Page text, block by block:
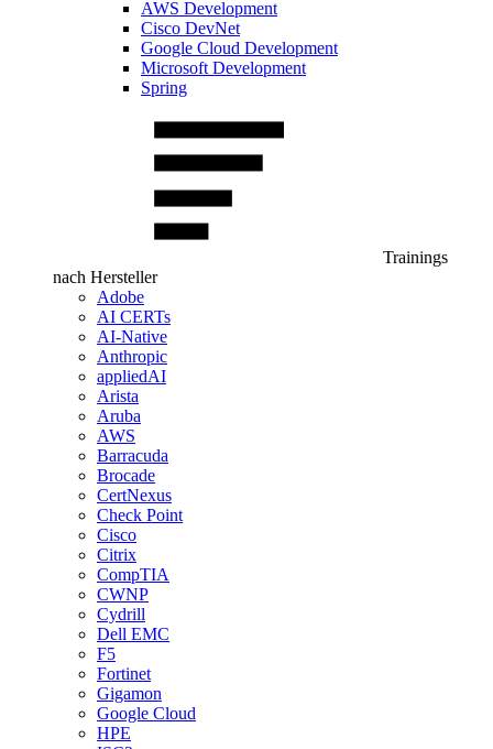
AWS Development
Cisco DevNet
Google Cloud Development
Microsoft Development
Spring
Trainings
nach Hersteller
Adobe
AI CERTs
AI-Native
Anthropic
appliedAI
Arista
Aruba
AWS
Barracuda
Brocade
CertNexus
Check Point
Cisco
Citrix
CompTIA
CWNP
Cydrill
Dell EMC
F5
Fortinet
Gigamon
Google Cloud
HPE